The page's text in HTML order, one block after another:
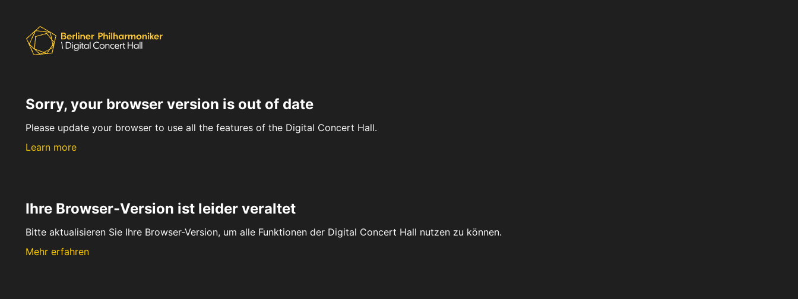
Sorry, your browser version is out of date
Please update your browser to use all the features of the Digital Concert Hall.
Learn more
Ihre Browser-Version ist leider veraltet
Bitte aktualisieren Sie Ihre Browser-Version, um alle Funktionen der Digital Concert Hall nutzen zu können.
Mehr erfahren